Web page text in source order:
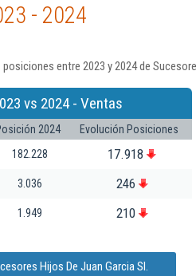
- 2024
entre 2023 y 2024 de
vs 2024 - Ventas
2024
Evolución Posiciones
182.228 17.918
3.036 246
1.949 210
Hijos De Juan Garcia Sl.